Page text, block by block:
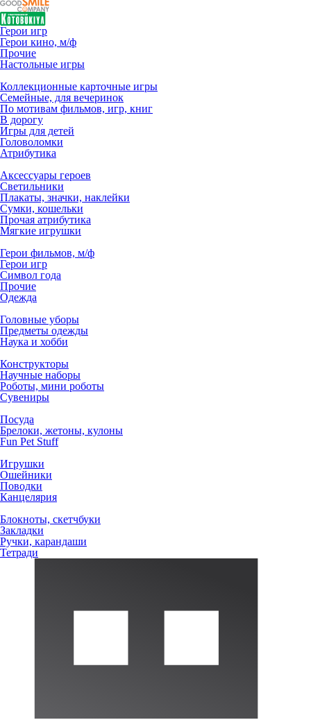
Герои игр
Герои кино, м/ф
Прочие
Настольные игры
Коллекционные карточные игры
Семейные, для вечеринок
По мотивам фильмов, игр, книг
В дорогу
Игры для детей
Головоломки
Атрибутика
Аксессуары героев
Светильники
Плакаты, значки, наклейки
Сумки, кошельки
Прочая атрибутика
Мягкие игрушки
Герои фильмов, м/ф
Герои игр
Символ года
Прочие
Одежда
Головные уборы
Предметы одежды
Наука и хобби
Конструкторы
Научные наборы
Роботы, мини роботы
Сувениры
Посуда
Брелоки, жетоны, кулоны
Fun Pet Stuff
Игрушки
Ошейники
Поводки
Канцелярия
Блокноты, скетчбуки
Закладки
Ручки, карандаши
Тетради